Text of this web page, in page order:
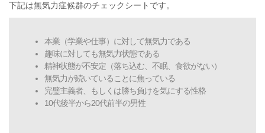
下記は無気力症候群のチェックシートです。
本業（学業や仕事）に対して無気力である
趣味に対しても無気力状態である
精神状態が不安定（落ち込む、不眠、食欲がない）
無気力が続いていることに焦っている
完璧主義者、もしくは勝ち負けを気にする性格
10代後半から20代前半の男性